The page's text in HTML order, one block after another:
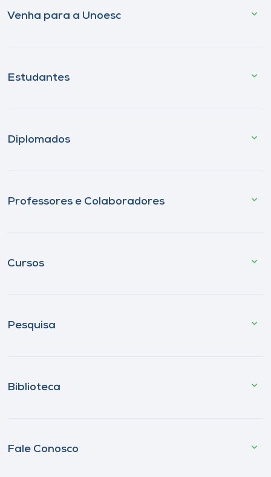
Venha para a Unoesc
Estudantes
Diplomados
Professores e Colaboradores
Cursos
Pesquisa
Biblioteca
Fale Conosco